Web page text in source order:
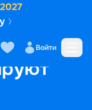
2027
Войти